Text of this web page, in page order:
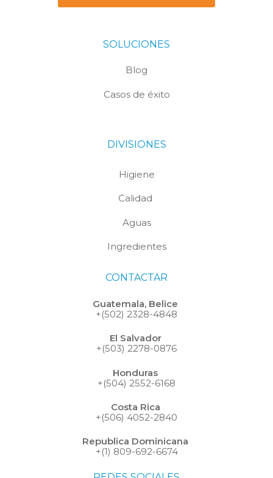
SOLUCIONES
Blog
Casos de éxito
DIVISIONES
Higiene
Calidad
Aguas
Ingredientes
CONTACTAR
Guatemala, Belice
+(502) 2328-4848
El Salvador
+(503) 2278-0876
Honduras
+(504) 2552-6168
Costa Rica
+(506) 4052-2840
Republica Dominicana
+(1) 809-692-6674